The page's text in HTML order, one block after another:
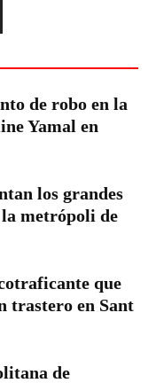
de robo en la
Yamal en
los grandes
la metrópoli de
que
trastero en Sant
de